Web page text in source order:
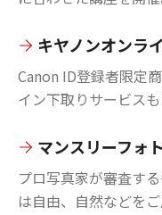
キヤノンオンラ
Canon ID登録者限定
イン下取りサービスも
マンスリーフォ
プロ写真家が審査す
は自由、自然などをご